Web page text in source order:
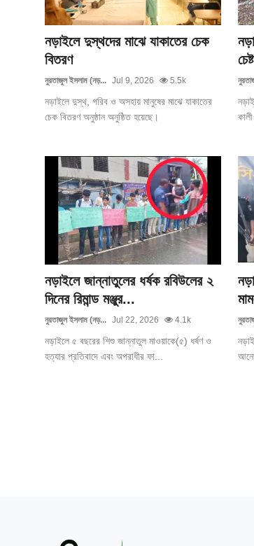
নড়াইলে দুস্থদের মাঝে যাকাতের চেক
বিতরণ
নুরতাজুল ইসলাম (নড়... Jul 9, 2026 5.5k
নড়াইলে দুস্থ, গরিব ও অসহায় মানুষের মাঝে যাকাতের
চেক বিতরণ অনুষ্ঠান অনুষ্ঠিত হয়েছে।
নড়াইলে জান্নাতুলের ধর্ষক রবিউলের ২
দিনের রিমান্ড মঞ্জুর...
নুরতাজুল ইসলাম (নড়... Jul 22, 2026 4.1k
নড়াইলে ৫ বছরের শিশু জান্নাতুল মাওয়াকে(৫) ধর্ষণ ও
হত্যার প্রতিবাদে এবং অপরাধীর ফা...